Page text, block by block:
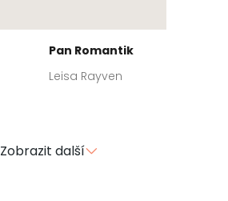
Pan Romantik
Leisa Rayven
Zobrazit další